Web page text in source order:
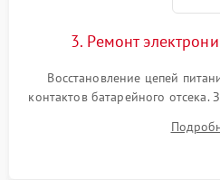
3. Ремонт
Восстановление цепей
контактов батарейного
светодиода или микросхемы
платы от коррозии и